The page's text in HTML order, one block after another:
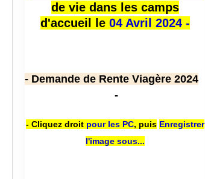
de vie dans les camps
d'accueil le 04 Avril 2024 -
- Demande de Rente Viagère 2024
-
- Cliquez droit pour les PC, puis Enregistrer
l'image sous...